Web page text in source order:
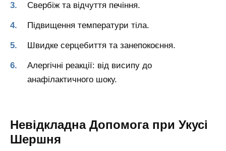
Свербіж та відчуття печіння.
Підвищення температури тіла.
Швидке серцебиття та занепокоєння.
Алергічні реакції: від висипу до
анафілактичного шоку.
Невідкладна Допомога при Укусі
Шершня